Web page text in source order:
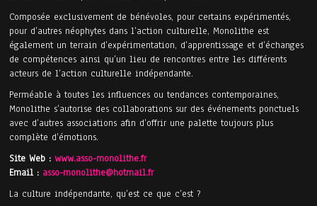
Composée exclusivement de bénévoles, pour certains expérimentés,
pour d’autres néophytes dans l’action culturelle, Monolithe est
également un terrain d’expérimentation, d’apprentissage et d’échanges
de compétences ainsi qu’un lieu de rencontres entre les différents
acteurs de l’action culturelle indépendante.
Perméable à toutes les influences ou tendances contemporaines,
Monolithe s’autorise des collaborations sur des événements ponctuels
avec d’autres associations afin d’offrir une palette toujours plus
complète d’émotions.
Site Web :www.asso-monolithe.fr
Email : asso-monolithe@hotmail.fr
La culture indépendante, qu’est ce que c’est ?